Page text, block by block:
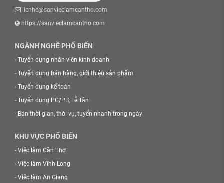
lienhe@sanvieclamcantho.com
https://sanvieclamcantho.com
NGÀNH NGHỀ PHỔ BIẾN
- Tuyển dụng nhân viên kinh doanh
- Tuyển dụng bán hàng, giới thiệu sản phẩm
- Tuyển dụng kế toán
- Tuyển dụng PG/PB, Lễ Tân
- Bán thời gian, thời vụ, tuyển nhanh trong ngày
KHU VỰC PHỔ BIẾN
- Việc làm Cần Thơ
- Việc làm Vĩnh Long
- Việc làm An Giang